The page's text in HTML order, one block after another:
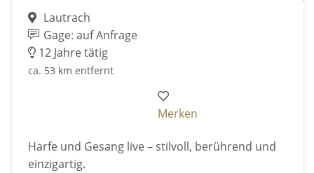
Lautrach
Gage: auf Anfrage
12 Jahre tätig
ca. 53 km entfernt
Merken
Harfe und Gesang live – stilvoll, berührend und
einzigartig.